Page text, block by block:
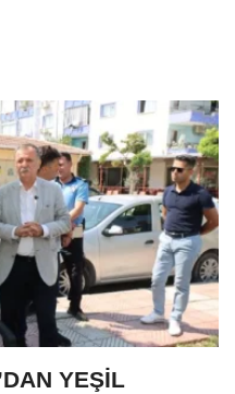
YEŞİL